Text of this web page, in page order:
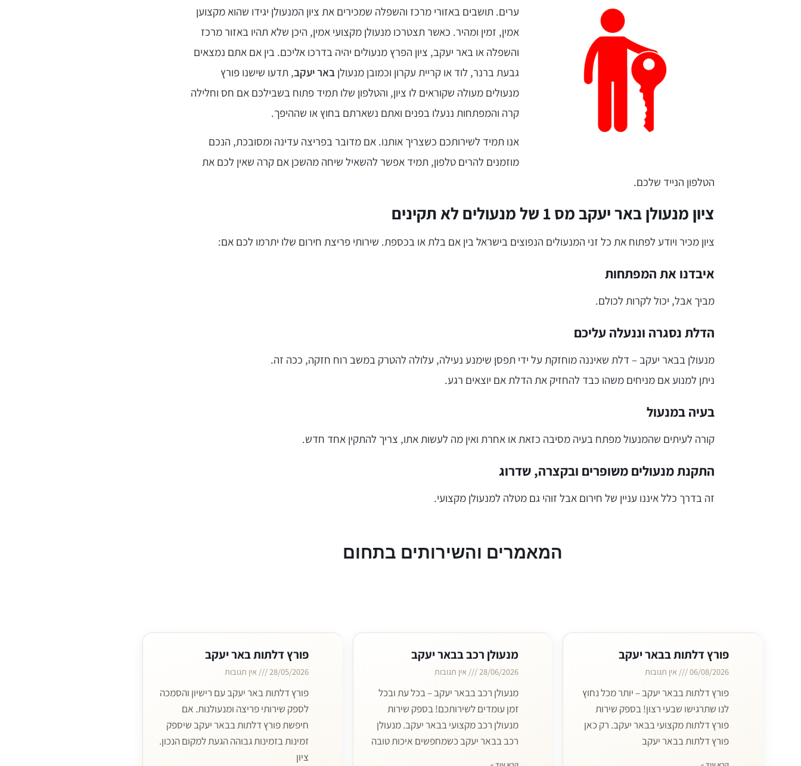
ערים. תושבים באזורי מרכז והשפלה שמכירים את ציון המנעולן יגידו שהוא מקצוען
אמין, זמין ומהיר. כאשר תצטרכו מנעולן מקצועי אמין, היכן שלא תהיו באזור מרכז
והשפלה או באר יעקב, ציון הפרץ מנעולים יהיה בדרכו אליכם. בין אם אתם נמצאים
גבעת ברנר, לוד או קריית עקרון וכמובן מנעולןבאר יעקב, תדעו שישנו פורץ
מנעולים מעולה שקוראים לו ציון, והטלפון שלו תמיד פתוח בשבילכם אם חס וחלילה
קרה והמפתחות ננעלו בפנים ואתם נשארתם בחוץ או שההיפך.
אנו תמיד לשירותכם כשצריך אותנו. אם מדובר בפריצה עדינה ומסובכת, הנכם
מוזמנים להרים טלפון, תמיד אפשר להשאיל שיחה מהשכן אם קרה שאין לכם את
הטלפון הנייד שלכם.
ציון מנעולן באר יעקב מס 1 של מנעולים לא תקינים
ציון מכיר ויודע לפתוח את כל זני המנעולים הנפוצים בישראל בין אם בלת או בכספת. שירותי פריצת חירום שלו יתרמו לכם אם:
איבדנו את המפתחות
מביך אבל, יכול לקרות לכולם.
הדלת נסגרה וננעלה עליכם
מנעולן בבאר יעקב – דלת שאיננה מוחזקת על ידי תפסן שימנע נעילה, עלולה להטרק במשב רוח חזקה, ככה זה.
ניתן למנוע אם מניחים משהו כבד להחזיק את הדלת אם יוצאים רגע.
בעיה במנעול
קורה לעיתים שהמנעול מפתח בעיה מסיבה כזאת או אחרת ואין מה לעשות אתו, צריך להתקין אחד חדש.
התקנת מנעולים משופרים ובקצרה, שדרוג
זה בדרך כלל איננו עניין של חירום אבל זוהי גם מטלה למנעולן מקצועי.
המאמרים והשירותים בתחום
פורץ דלתות בבאר יעקב
06/08/2026 אין תגובות
פורץ דלתות בבאר יעקב – יותר מכל נחוץ
לנו שתרגישו שבעי רצון! בספק שירות
פורץ דלתות מקצועי בבאר יעקב. רק כאן
פורץ דלתות בבאר יעקב
מנעולן רכב בבאר יעקב
28/06/2026 אין תגובות
מנעולן רכב בבאר יעקב – בכל עת ובכל
זמן עומדים לשירותכם! בספק שירות
מנעולן רכב מקצועי בבאר יעקב. מנעולן
רכב בבאר יעקב כשמחפשים איכות טובה
פורץ דלתות באר יעקב
28/05/2026 אין תגובות
פורץ דלתות באר יעקב עם רישיון והסמכה
לספק שירותי פריצה ומנעולנות. אם
חיפשת פורץ דלתות בבאר יעקב שיספק
זמינות בזמינות גבוהה הגעת למקום הנכון.
ציון